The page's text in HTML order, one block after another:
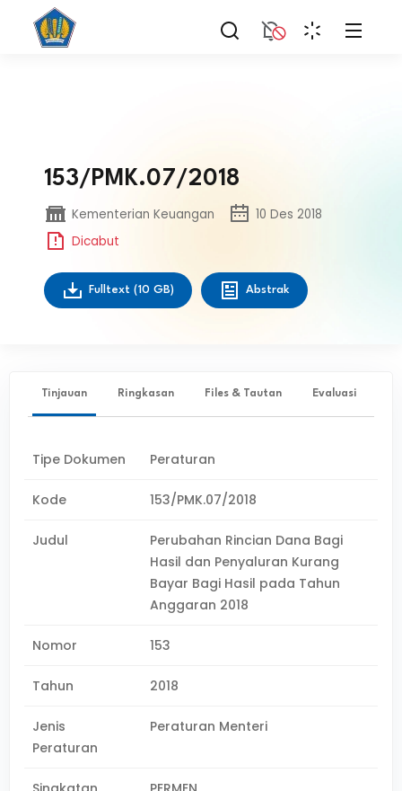
153/PMK.07/2018
Kementerian Keuangan
10 Des 2018
Dicabut
Fulltext (10 GB) Abstrak
Tinjauan Ringkasan Files & Tautan Evaluasi
Tipe Dokumen Peraturan
Kode 153/PMK.07/2018
Judul
Perubahan Rincian Dana Bagi
Hasil dan Penyaluran Kurang
Bayar Bagi Hasil pada Tahun
Anggaran 2018
Nomor 153
Tahun 2018
Jenis
Peraturan
Peraturan Menteri